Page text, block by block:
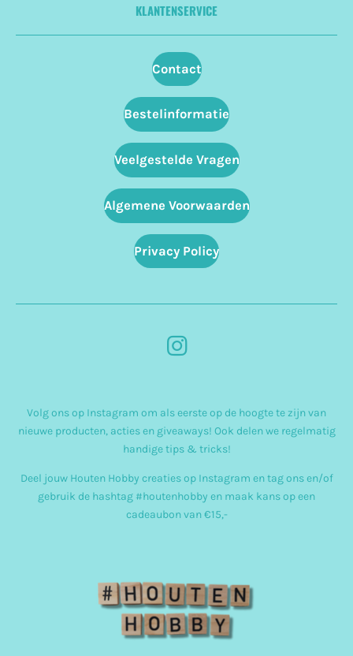
KLANTENSERVICE
Contact
Bestelinformatie
Veelgestelde Vragen
Algemene Voorwaarden
Privacy Policy
I
t
a
g
r
a
Volg ons op Instagram om als eerste op de hoogte te zijn van
nieuwe producten, acties en giveaways! Ook delen we regelmatig
handige tips & tricks!
Deel jouw Houten Hobby creaties op Instagram en tag ons en/of
gebruik de hashtag #houtenhobby en maak kans op een
cadeaubon van €15,-